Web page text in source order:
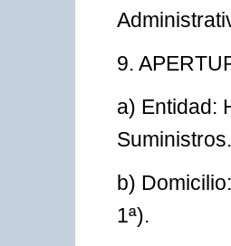
9.
a) Entidad:
Suministros.
b)
1ª).